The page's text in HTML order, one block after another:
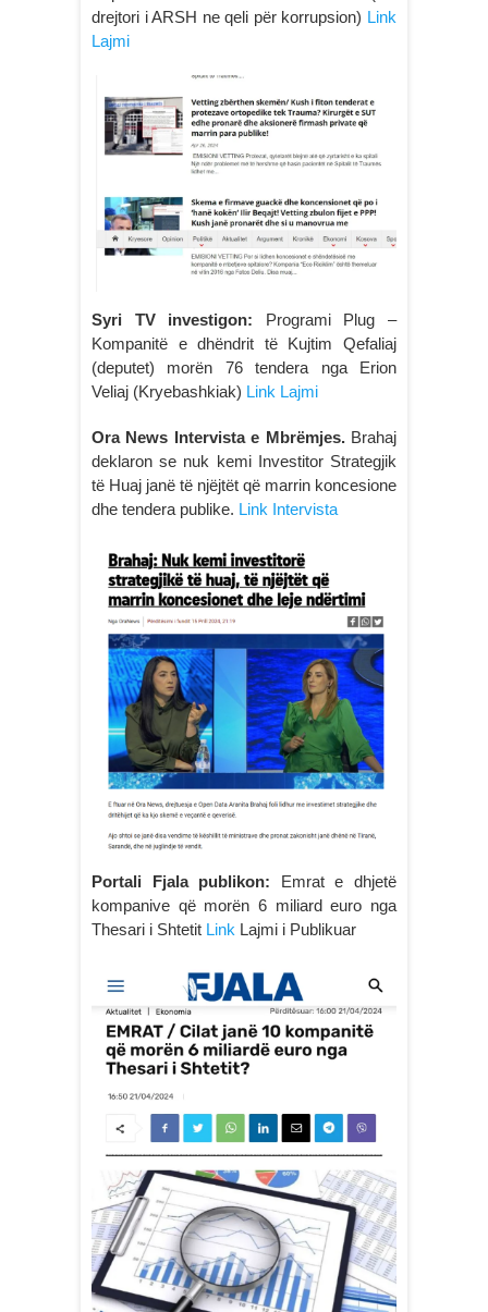
drejtori i ARSH ne qeli për korrupsion) Link
Lajmi
Syri TV investigon: Programi Plug –
Kompanitë e dhëndrit të Kujtim Qefaliaj
(deputet) morën 76 tendera nga Erion
Veliaj (Kryebashkiak) Link Lajmi
Ora News Intervista e Mbrëmjes.Brahaj
deklaron se nuk kemi Investitor Strategjik
të Huaj janë të njëjtët që marrin koncesione
dhe tendera publike. Link Intervista
Portali Fjala publikon: Emrat e dhjetë
kompanive që morën 6 miliard euro nga
Thesari i Shtetit Link Lajmi i Publikuar